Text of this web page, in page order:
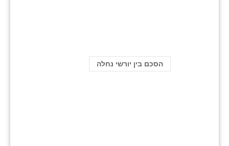
הסכם בין יורשי נחלה